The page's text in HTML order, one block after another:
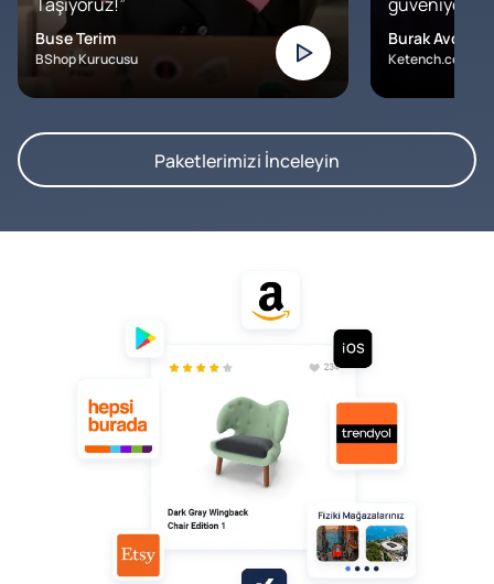
Buse Terim
BShop Kurucusu
Burak Avcılar
Ketench.com –
Paketlerimizi İnceleyin